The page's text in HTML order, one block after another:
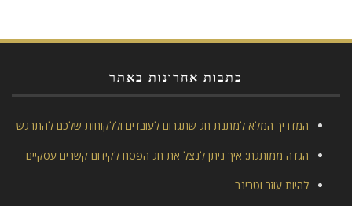
כתבות אחרונות באתר
המדריך המלא למתנת חג שתגרום לעובדים וללקוחות שלכם להתרגש
הגדה ממותגת: איך ניתן לנצל את חג הפסח לקידום קשרים עסקיים
להיות עוזר וטרינר